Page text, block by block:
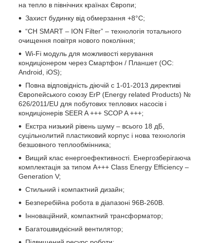
на тепло в північних країнах Європи;
Захист будинку від обмерзання +8°C;
“CH SMART – ION Filter” – технологія тотального
очищення повітря нового покоління;
Wi-Fi модуль для можливості керування
кондиціонером через Смартфон / Планшет (ОС:
Android, iOS);
Повна відповідність діючій c 1-01-2013 директиві
Європейського союзу ErP (Energy related Products) №
626/2011/EU для побутових теплових насосів і
кондиціонерів SEER A +++ SCOP A +++;
Екстра низький рівень шуму – всього 18 дБ,
суцільнолитий пластиковий корпус і нова технологія
безшовного теплообмінника;
Вищий клас енергоефективності. Енергозберігаюча
комплектація за типом A+++ Class Energy Efficiency –
Generation V;
Стильний і компактний дизайн;
Безперебійна робота в діапазоні 96В-260В.
Інноваційний, компактний трансформатор;
Багатошвидкісний вентилятор;